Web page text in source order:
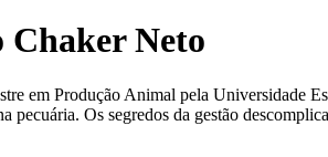
Neto
em Produção Animal pela Universidade
pecuária. Os segredos da gestão